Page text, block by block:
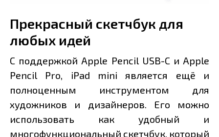
Прекрасный скетчбук для
любых идей
С поддержкой Apple Pencil USB-C и Apple
Pencil Pro, iPad mini является ещё и
полноценным инструментом для
художников и дизайнеров. Его можно
использовать как удобный и
многофункциональный скетчбук, который